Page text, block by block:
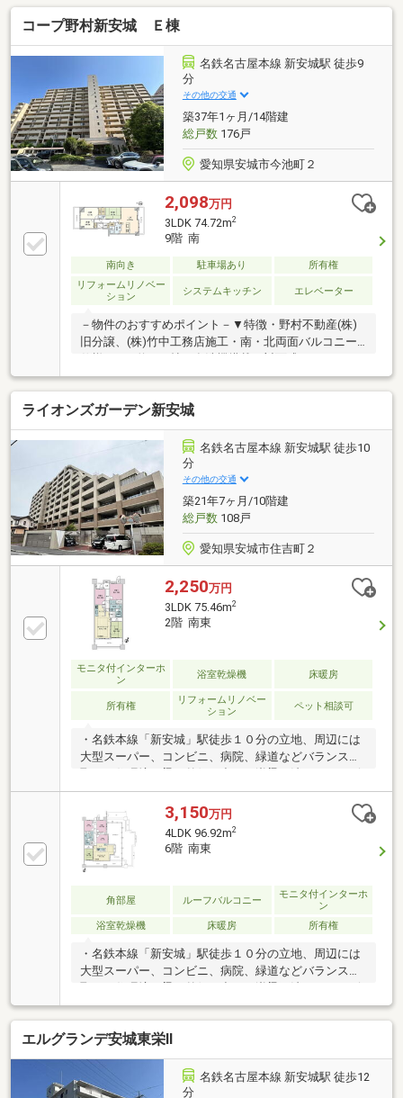
▼TEL：0120-09-7549【通話無料】ニッカ不動産へ！
～空家につき即日のご案内も可能！～お気兼ねなくお
問合せくださいませ。住宅ローンやリフォームのご相
談も承ります！
コープ野村新安城 Ｅ棟
名鉄名古屋本線 新安城駅 徒歩9
分
その他の交通
築37年1ヶ月/14階建
総戸数176戸
愛知県安城市今池町２
2,098万円
3LDK 74.72m2
9階 南
南向き 駐車場あり
所有権
リフォームリノベー
ション
システムキッチン エレベーター
－物件のおすすめポイント－▼特徴・野村不動産(株)
旧分譲、(株)竹中工務店施工・南・北両面バルコニー
和室約6.0帖は2WAY、客間としても活用可能・ペット
飼育可能(規約有)▼令和8年4月室内リフォーム済【新
設】キッチン、UB、トイレ、洗面化粧台 等【貼替】
床(トイレ・洗面はCF)、壁・天井クロス【その他】キ
ッチン天井まで壁解体(カウンター部分) 他▼周辺環
境・安城市立今池小学校 徒歩3分(約210m)■ ご希望の
住まい探しをお手伝いします ━━━━━・・・物件の
詳細・ご相談はお気軽にお問い合わせください。
ライオンズガーデン新安城
名鉄名古屋本線 新安城駅 徒歩10
分
その他の交通
築21年7ヶ月/10階建
総戸数108戸
愛知県安城市住吉町２
2,250万円
3LDK 75.46m2
2階 南東
モニタ付インターホ
ン
浴室乾燥機 床暖房
所有権
リフォームリノベー
ション
ペット相談可
・名鉄本線「新安城」駅徒歩１０分の立地、周辺には
大型スーパー、コンビニ、病院、緑道などバランスの
ングダイニングのサッシ高は約２．１３メートル。ま
た室内は柱の出っ張りが少ないアウトポール設計を採
用しております。室内が広々と使え、家具類もすっき
り収まります。・ＬＤにはガス温水式床暖房設置・キ
ッチン吊戸棚は電動式オートムーブシステムを採用
3,150万円
4LDK 96.92m2
6階 南東
角部屋 ルーフバルコニー
モニタ付インターホ
ン
浴室乾燥機
床暖房 所有権
・名鉄本線「新安城」駅徒歩１０分の立地、周辺には
大型スーパー、コンビニ、病院、緑道などバランスの
ングダイニングのサッシ高は約２．１３メートル。ま
た室内は柱の出っ張りが少ないアウトポール設計を採
用しております。室内が広々と使え、家具類もすっき
り収まります。・ＬＤにはガス温水式床暖房設置・キ
ッチン吊戸棚は電動式オートムーブシステムを採用
エルグランデ安城東栄Ⅱ
名鉄名古屋本線 新安城駅 徒歩12
分